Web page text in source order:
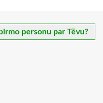
personu par Tēvu?